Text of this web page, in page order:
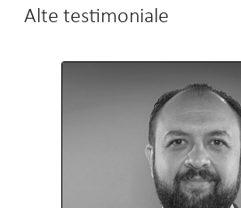
Alte testimoniale